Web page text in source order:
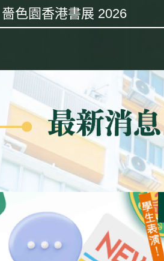
嗇色園香港書展 2026